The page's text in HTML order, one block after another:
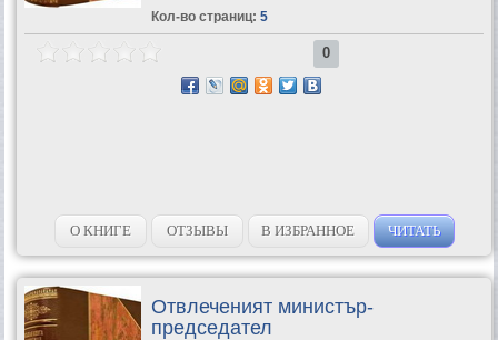
Кол-во страниц: 5
0
О КНИГЕ ОТЗЫВЫ В ИЗБРАННОЕ ЧИТАТЬ
Отвлеченият министър-
председател